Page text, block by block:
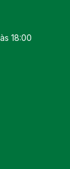
18:00